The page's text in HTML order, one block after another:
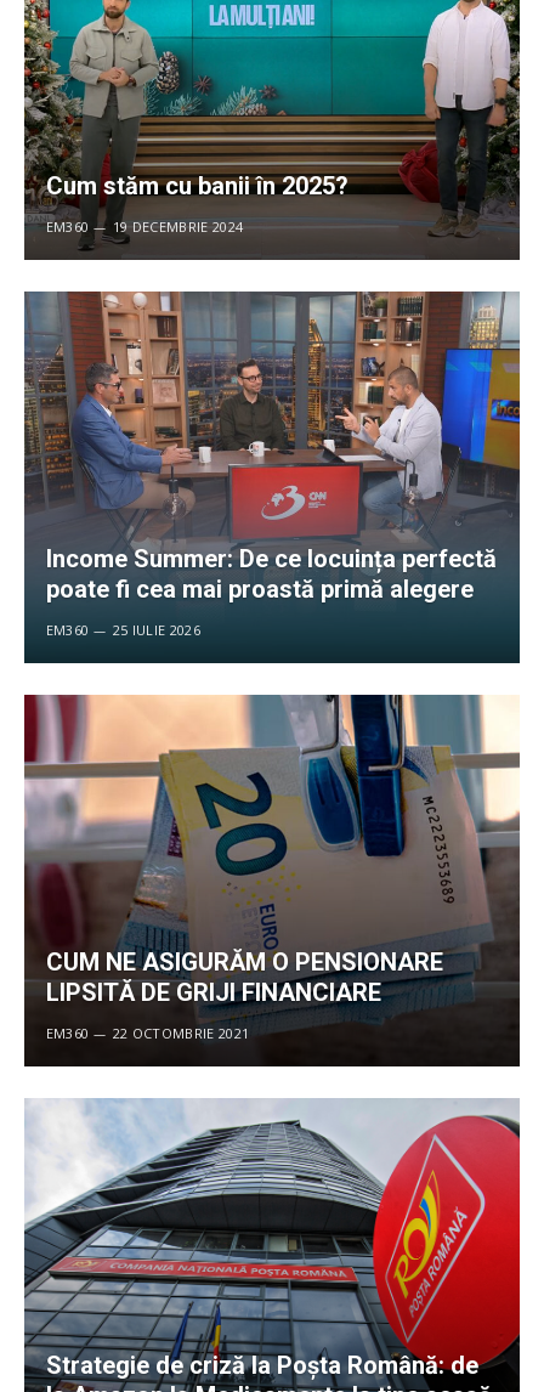
Cum stăm cu banii în 2025?
EM360 19 DECEMBRIE 2024
Income Summer: De ce locuința perfectă
poate fi cea mai proastă primă alegere
EM360 25 IULIE 2026
CUM NE ASIGURĂM O PENSIONARE
LIPSITĂ DE GRIJI FINANCIARE
EM360 22 OCTOMBRIE 2021
Strategie de criză la Poșta Română: de